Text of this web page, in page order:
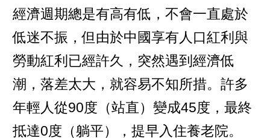
經濟週期總是有高有低，不會一直處於
低迷不振，但由於中國享有人口紅利與
勞動紅利已經許久，突然遇到經濟低
潮，落差太大，就容易不知所措。許多
年輕人從90度（站直）變成45度，最終
抵達0度（躺平），提早入住養老院。